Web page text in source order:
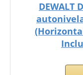
DEWALT